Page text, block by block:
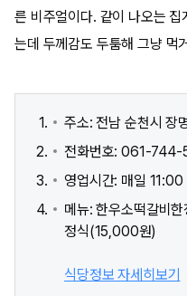
른 비주얼이다. 같이 나오는 집
는데 두께감도 두툼해 그냥 먹
주소: 전남 순천시 장
전화번호: 061-744-
영업시간: 매일
메뉴: 한우소떡갈비
정식(15,000원)
식당정보 자세히보기